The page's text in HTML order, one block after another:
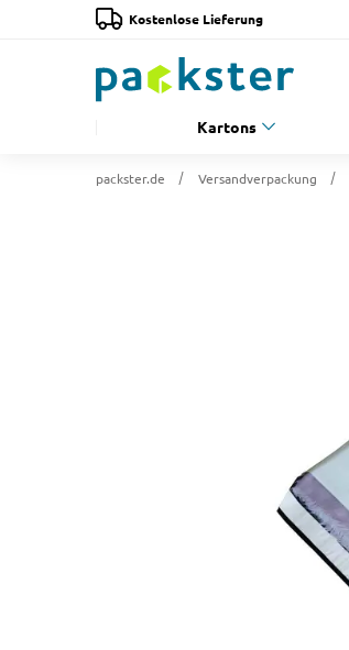
Kostenlose Lieferung
Kartons
packster.de Versandverpackung